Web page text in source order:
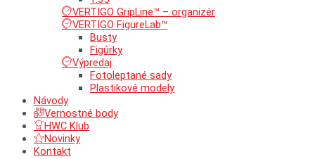
VERTIGO GripLine™ – organizér
VERTIGO FigureLab™
Busty
Figúrky
Výpredaj
Fotoleptané sady
Plastikové modely
Návody
Vernostné body
HWC Klub
Novinky
Kontakt